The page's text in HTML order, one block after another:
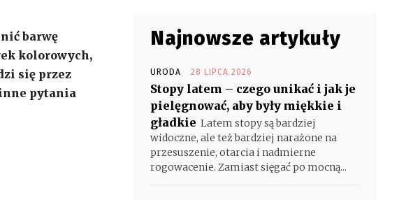
barwę
kolorowych,
się przez
pytania
Najnowsze artykuły
URODA 28 LIPCA 2026
Stopy latem – czego unikać i jak je
pielęgnować, aby były miękkie i
gładkie Latem stopy są bardziej
widoczne, ale też bardziej narażone na
przesuszenie, otarcia i nadmierne
rogowacenie. Zamiast sięgać po mocną...